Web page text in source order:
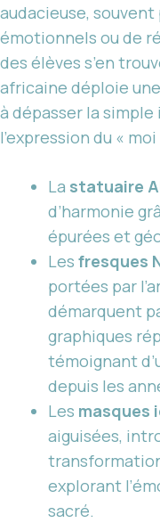
audacieuse,
émotionnels ou de
des élèves s’en
africaine déploie une
à dépasser la
l’expression du « moi
La statuaire
d’harmonie
épurées et
Les fresques
portées par
démarquent
graphiques
témoignant
depuis les
Les masques
aiguisées,
explorant
sacré.